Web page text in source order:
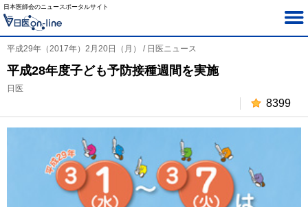
日本医師会のニュースポータルサイト
平成29年（2017年）2月20日（月） / 日医ニュース
平成28年度子ども予防接種週間を実施
日医
8399